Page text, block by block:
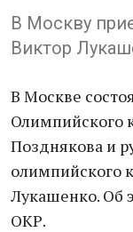
В Москву
Виктор
В Москве
Олимпийского
Позднякова и
олимпийского
Лукашенко. Об
ОКР.